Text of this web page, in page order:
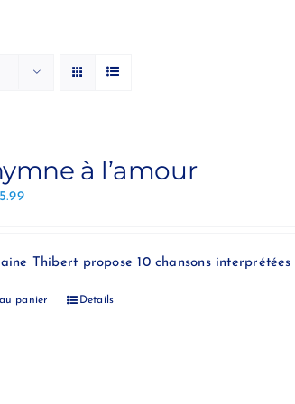
à l’amour
Thibert propose 10 chansons
panier Details